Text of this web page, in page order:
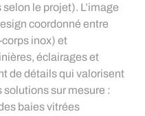
le projet). L’image
coordonné entre
inox) et
éclairages et
de détails qui valorisent
solutions sur mesure :
baies vitrées